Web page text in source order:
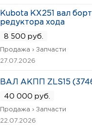
Kubota KX251 вал
редуктора хода
8 500 руб.
Продажа › Запчасти
27.07.2026
ВАЛ АКПП ZLS15
40 000 руб.
Продажа › Запчасти
22.07.2026